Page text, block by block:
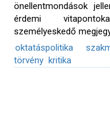
önellentmondások
érdemi
személyeskedő
oktatáspolitika
törvény kritika